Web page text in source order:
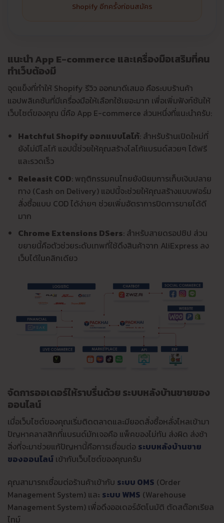
Shopify อีกครั้งก่อนสมัคร
แนะนำ App E-commerce และเครื่องมือเสริมที่คน
ทำเว็บต้องมี
จุดแข็งที่ทำให้ Shopify รีวิว ออกมาดีเสมอ คือระบบร้านค้า
แอปพลิเคชันที่มีเครื่องมือให้เลือกใช้เยอะมาก เพื่อเพิ่มฟังก์ชันให้
เว็บไซต์ของคุณ นี่คือ App E-commerce ส่วนหนึ่งที่แนะนำครับ:
Hatchful Shopify ออกแบบโลโก้: สำหรับร้านเปิดใหม่ที่
ยังไม่มีโลโก้ แอปนี้ช่วยให้คุณสร้างโลโก้แบรนด์สวยๆ ได้ฟรี
และรวดเร็ว
Releasit COD: พฤติกรรมคนไทยยังนิยมการเก็บเงินปลาย
ทาง (Cash on Delivery) แอปนี้จะช่วยให้คุณสร้างแบบฟอร์ม
สั่งซื้อแบบ COD ได้ง่ายๆ ช่วยเพิ่มอัตราการปิดการขายได้ดี
มาก
Chrome Extensions DSers: สำหรับสายดรอปชิป ส่วน
ขยายนี้คือตัวช่วยระดับเทพที่ใช้ดึงสินค้าจาก AliExpress ลง
เว็บได้ในคลิกเดียว
จัดการออเดอร์ให้ราบรื่นด้วย ระบบหลังบ้านขายของ
ออนไลน์
เมื่อเว็บไซต์ของคุณเริ่มติดตลาดและมียอดสั่งซื้อหลั่งไหลเข้ามา
ปัญหาคลาสสิกที่แบรนด์มักเจอคือ แพ็คของไม่ทัน ส่งผิด ส่งช้า
สิ่งที่จะมาช่วยแก้ปัญหานี้คือการเชื่อมต่อ ระบบหลังบ้านขาย
ของออนไลน์ เข้ากับเว็บไซต์ของคุณครับ
คุณสามารถเชื่อมต่อร้านค้าเข้ากับ ระบบ OMS (Order
Management System) และ ระบบ WMS (Warehouse
Management System) เพื่อดึงออเดอร์อัตโนมัติ ตัดสต๊อกเรียล
ไทม์